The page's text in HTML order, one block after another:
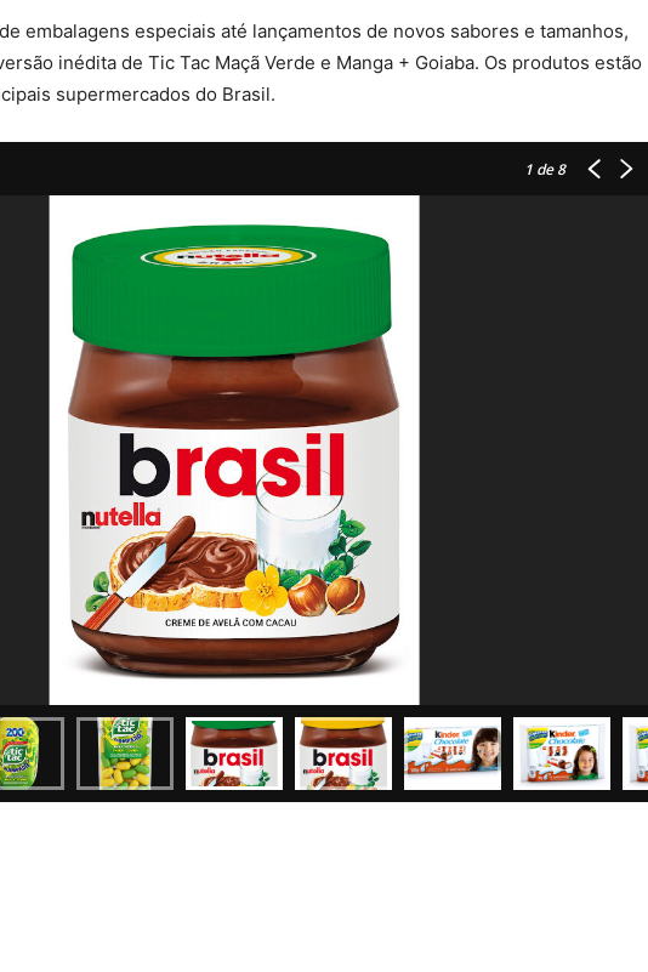
embalagens especiais até lançamentos de novos sabores e tamanhos,
inédita de Tic Tac Maçã Verde e Manga + Goiaba. Os produtos estão
supermercados do Brasil.
1 de 8